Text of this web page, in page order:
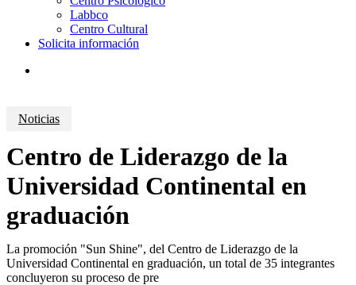
Labbco
Centro Cultural
Solicita información
Noticias
Centro de Liderazgo de la
Universidad Continental en
graduación
La promoción "Sun Shine", del Centro de Liderazgo de la
Universidad Continental en graduación, un total de 35 integrantes
concluyeron su proceso de pre